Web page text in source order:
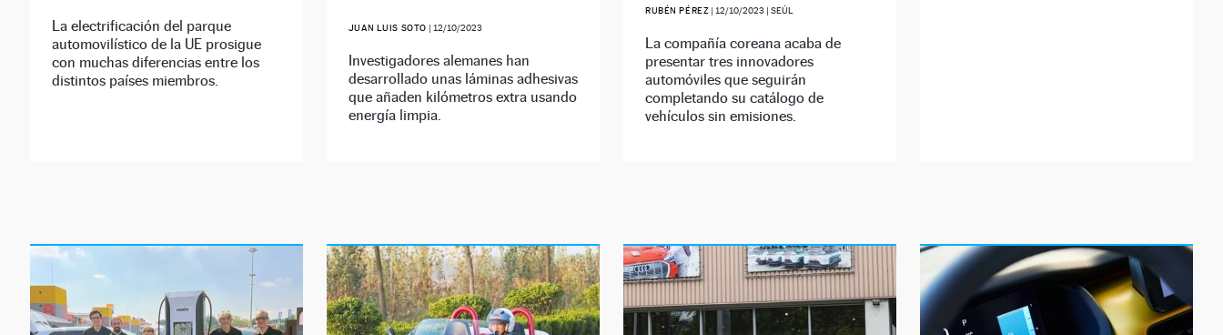
La electrificación del parque
automovilístico de la UE prosigue
con muchas diferencias entre los
distintos países miembros.
JUAN LUIS SOTO | 12/10/2023
Investigadores alemanes han
desarrollado unas láminas adhesivas
que añaden kilómetros extra usando
energía limpia.
RUBÉN PÉREZ | 12/10/2023 | SEÚL
La compañía coreana acaba de
presentar tres innovadores
automóviles que seguirán
completando su catálogo de
vehículos sin emisiones.